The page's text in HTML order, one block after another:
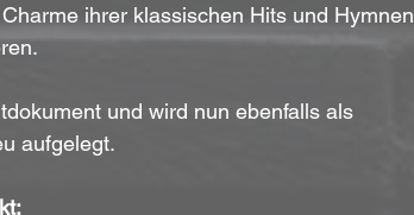
ihrer klassischen Hits und Hymnen
und wird nun ebenfalls als
aufgelegt.